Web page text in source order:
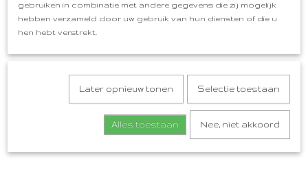
Ook interessant
gebruiken in combinatie met andere gegevens die zij mogelijk
hebben verzameld door uw gebruik van hun diensten of die u
hen hebt verstrekt.
Later opnieuw tonen Selectie toestaan
Alles toestaan Nee, niet akkoord